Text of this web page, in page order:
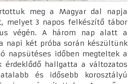
meg a Magyar dal napja
melyet 3 napos felkészítő tábor
végén. A három nap alatt a
napi két próba során készültünk
napsütéses időben megteltek a
érdeklődő hallgatta a változatos
és idősebb korosztályú